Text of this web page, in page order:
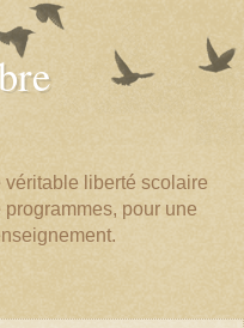
liberté scolaire
pour une